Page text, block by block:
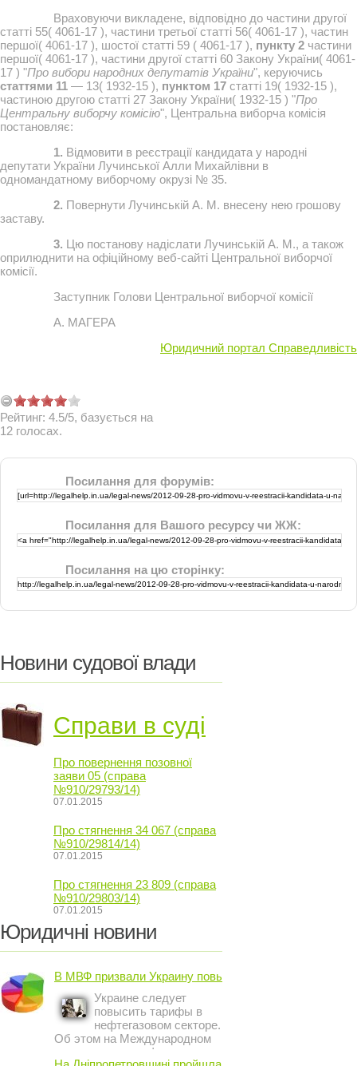
Враховуючи викладене, відповідно до частини другої
статті 55( 4061-17 ), частини третьої статті 56( 4061-17 ), частин
першої( 4061-17 ), шостої статті 59 ( 4061-17 ), пункту 2 частини
першої( 4061-17 ), частини другої статті 60 Закону України( 4061-
17 ) "Про вибори народних депутатів України", керуючись
статтями 11 — 13( 1932-15 ), пунктом 17 статті 19( 1932-15 ),
частиною другою статті 27 Закону України( 1932-15 ) "Про
Центральну виборчу комісію", Центральна виборча комісія
постановляє:
1. Відмовити в реєстрації кандидата у народні
депутати України Лучинської Алли Михайлівни в
одномандатному виборчому окрузі № 35.
2. Повернути Лучинській А. М. внесену нею грошову
заставу.
3. Цю постанову надіслати Лучинській А. М., а також
оприлюднити на офіційному веб-сайті Центральної виборчої
комісії.
Заступник Голови Центральної виборчої комісії
А. МАГЕРА
Юридичний портал Справедливість
Рейтинг: 4.5/5, базується на
12 голосах.
Посилання для форумів:
Посилання для Вашого ресурсу чи ЖЖ:
Посилання на цю сторінку:
Новини судової влади
Справи в суді
Про повернення позовної
заяви 05 (справа
№910/29793/14)
07.01.2015
Про стягнення 34 067 (справа
№910/29814/14)
07.01.2015
Про стягнення 23 809 (справа
№910/29803/14)
07.01.2015
Юридичні новини
В МВФ призвали Украину повысить ...
Украине следует
повысить тарифы в
нефтегазовом секторе.
Об этом на Международном
инвестиционном форуме в